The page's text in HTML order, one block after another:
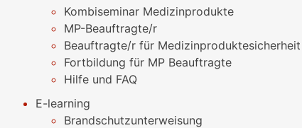
Kombiseminar Medizinprodukte
MP-Beauftragte/r
Beauftragte/r für Medizinproduktesicherheit
Fortbildung für MP Beauftragte
Hilfe und FAQ
E-learning
Brandschutzunterweisung